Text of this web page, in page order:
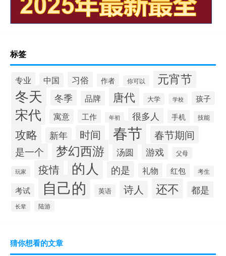
标签
专业 中国 习俗 作者 你可以 元宵节
冬天 冬季 品牌 唐代 大学 学校 孩子
宋代 寓意 工作 年初 很多人 手机 技能
攻略 新年 时间 春节 春节期间
是一个 梦幻西游 汤圆 游戏 父母
玩家 疫情 的人 的是 礼物 红包 考生
考试 自己的 英语 诗人 还不 都是
长辈 陆游
猜你想看的文章